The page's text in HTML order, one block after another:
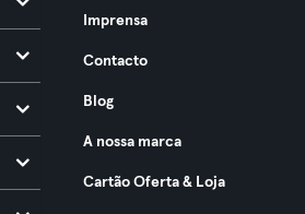
Imprensa
Contacto
Blog
A nossa marca
Cartão Oferta & Loja